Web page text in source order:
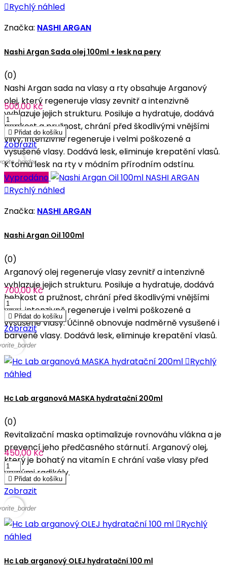
Rychlý náhled
Značka: NASHI ARGAN
Nashi Argan Sada olej 100ml + lesk na pery
(0)
Nashi Argan sada na vlasy a rty obsahuje Arganový
olej, který regeneruje vlasy zevnitř a intenzivně
vyhlazuje jejich strukturu. Posiluje a hydratuje, dodává
hebkost a pružnost, chrání před škodlivými vnějšími
vlivy, intenzivně regeneruje i velmi poškozené a
vysušené vlasy. Dodává lesk, eliminuje krepatění vlasů.
K tomu lesk na rty v módním přírodním odstínu.
500,00 Kč
 Přidat do košíku
Zobrazit
Vyprodáno
Rychlý náhled
Značka: NASHI ARGAN
Nashi Argan Oil 100ml
(0)
Arganový olej regeneruje vlasy zevnitř a intenzivně
vyhlazuje jejich strukturu. Posiluje a hydratuje, dodává
hebkost a pružnost, chrání před škodlivými vnějšími
vlivy, intenzivně regeneruje i velmi poškozené a
vysušené vlasy. Účinně obnovuje nadměrně vysušené i
barvené vlasy. Dodává lesk, eliminuje krepatění vlasů.
700,00 Kč
 Přidat do košíku
Zobrazit
Rychlý
náhled
Hc Lab arganová MASKA hydratační 200ml
(0)
Revitalizační maska optimalizuje rovnováhu vlákna a je
prevencí jeho předčasného stárnutí. Arganový olej,
který je bohatý na vitamín E chrání vaše vlasy před
volnými radikály.
450,00 Kč
 Přidat do košíku
Zobrazit
Rychlý
náhled
Hc Lab arganový OLEJ hydratační 100 ml